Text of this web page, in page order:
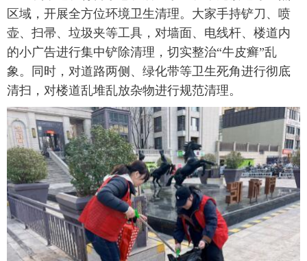
区域，开展全方位环境卫生清理。大家手持铲刀、喷
壶、扫帚、垃圾夹等工具，对墙面、电线杆、楼道内
的小广告进行集中铲除清理，切实整治“牛皮癣”乱
象。同时，对道路两侧、绿化带等卫生死角进行彻底
清扫，对楼道乱堆乱放杂物进行规范清理。